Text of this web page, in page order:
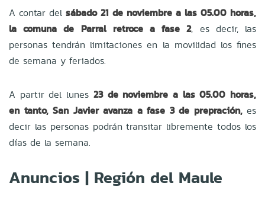
A contar delsábado 21 de noviembre a las 05.00 horas,
la comuna de Parral retroce a fase 2, es decir, las
personas tendrán limitaciones en la movilidad los fines
de semana y feriados.
A partir del lunes 23 de noviembre a las 05.00 horas,
en tanto, San Javier avanza a fase 3 de prepración,es
decir las personas podrán transitar libremente todos los
días de la semana.
Anuncios | Región del Maule